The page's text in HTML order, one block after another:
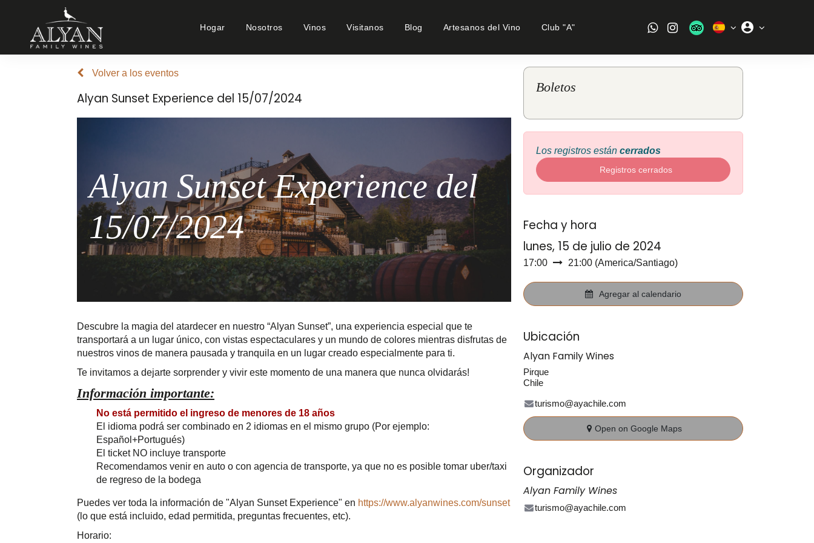
Hogar Nosotros Vinos Visitanos Blog Artesanos del Vino Club "A"
Volver a los eventos
Alyan Sunset Experience del 15/07/2024
Alyan Sunset Experience del
15/07/2024
Descubre la magia del atardecer en nuestro “Alyan Sunset”, una experiencia especial que te
transportará a un lugar único, con vistas espectaculares y un mundo de colores mientras disfrutas de
nuestros vinos de manera pausada y tranquila en un lugar creado especialmente para ti.
Te invitamos a dejarte sorprender y vivir este momento de una manera que nunca olvidarás!
Información importante:
No está permitido el ingreso de menores de 18 años
El idioma podrá ser combinado en 2 idiomas en el mismo grupo (Por ejemplo:
Español+Portugués)
El ticket NO incluye transporte
Recomendamos venir en auto o con agencia de transporte, ya que no es posible tomar uber/taxi
de regreso de la bodega
Puedes ver toda la información de "Alyan Sunset Experience" en https://www.alyanwines.com/sunset
(lo que está incluido, edad permitida, preguntas frecuentes, etc).
Horario:
Boletos
Los registros están cerrados
Registros cerrados
Fecha y hora
lunes, 15 de julio de 2024
17:00 21:00(America/Santiago)
Agregar al calendario
Ubicación
Alyan Family Wines
Pirque
Chile
turismo@ayachile.com
Open on Google Maps
Organizador
Alyan Family Wines
turismo@ayachile.com